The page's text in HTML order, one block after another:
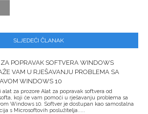
SLJEDEĆI ČLANAK
POPRAVAK SOFTVERA WINDOWS
VAM U RJEŠAVANJU PROBLEMA SA
WINDOWS 10
alat za prozore Alat za popravak softvera od
koji će vam pomoći u rješavanju problema sa
Windows 10. Softver je dostupan kao samostalna
s Microsoftovih poslužitelja.....